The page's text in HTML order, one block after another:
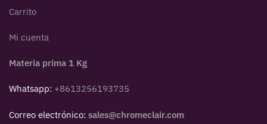
Carrito
Mi cuenta
Materia prima 1 Kg
Whatsapp: +8613256193735
Correo electrónico: sales@chromeclair.com